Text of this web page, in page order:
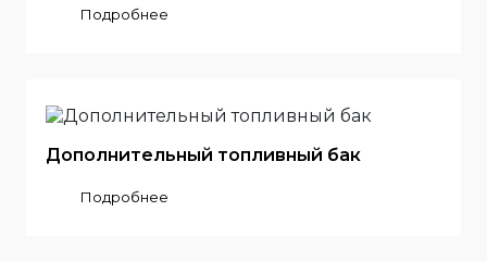
Подробнее
Дополнительный топливный бак
Подробнее